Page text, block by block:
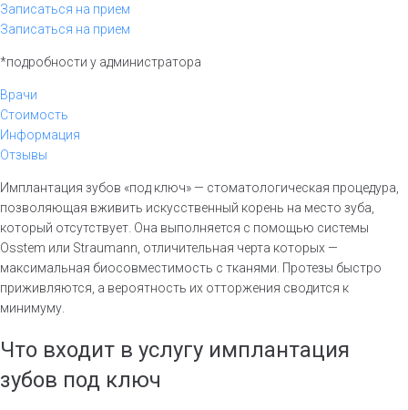
Записаться на прием
Записаться на прием
*подробности у администратора
Врачи
Стоимость
Информация
Отзывы
Имплантация зубов «под ключ» — стоматологическая процедура,
позволяющая вживить искусственный корень на место зуба,
который отсутствует. Она выполняется с помощью системы
Osstem или Straumann, отличительная черта которых —
максимальная биосовместимость с тканями. Протезы быстро
приживляются, а вероятность их отторжения сводится к
минимуму.
Что входит в услугу имплантация
зубов под ключ